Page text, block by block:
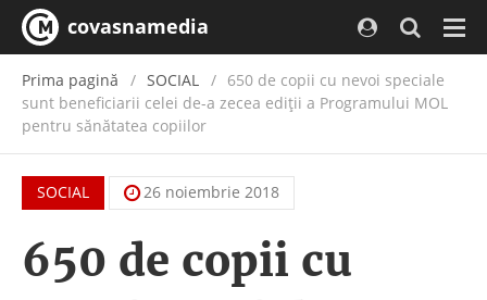
covasnamedia
Prima pagină SOCIAL
650 de copii cu nevoi speciale
sunt beneficiarii celei de-a zecea ediții a Programului MOL
pentru sănătatea copiilor
SOCIAL 26 noiembrie 2018
650 de copii cu